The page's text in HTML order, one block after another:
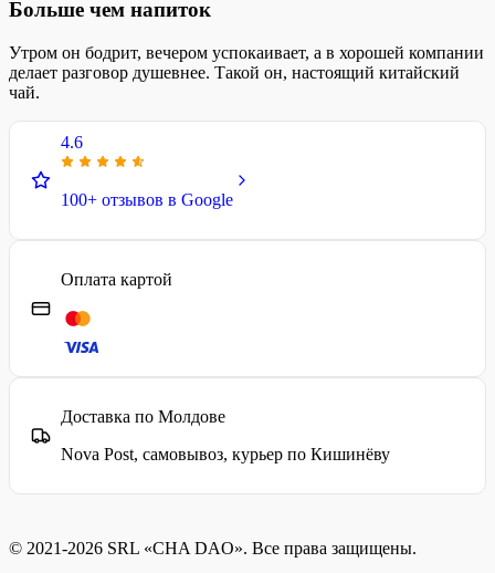
Больше чем напиток
Утром он бодрит, вечером успокаивает, а в хорошей компании
делает разговор душевнее. Такой он, настоящий китайский
чай.
4.6
100+ отзывов в Google
Оплата картой
Доставка по Молдове
Nova Post, самовывоз, курьер по Кишинёву
© 2021-2026 SRL «CHA DAO». Все права защищены.